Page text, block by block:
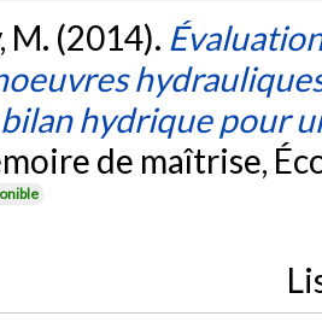
M. (2014).
hydrique pour
de maîtrise,